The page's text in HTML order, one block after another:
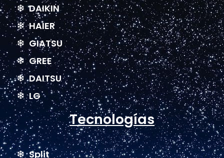
DAIKIN
HAIER
GIATSU
GREE
DAITSU
LG
Tecnologías
Split